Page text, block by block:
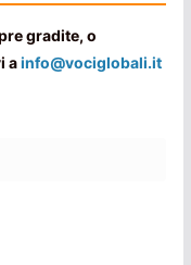
gradite, o
ainfo@vociglobali.it